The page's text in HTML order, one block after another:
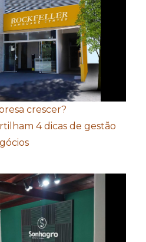
crescer?
4 dicas de gestão